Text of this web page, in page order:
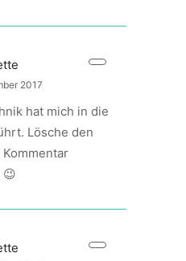
2017
hat mich in die
Lösche den
😉